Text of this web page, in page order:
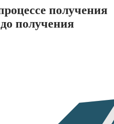
получения
получения